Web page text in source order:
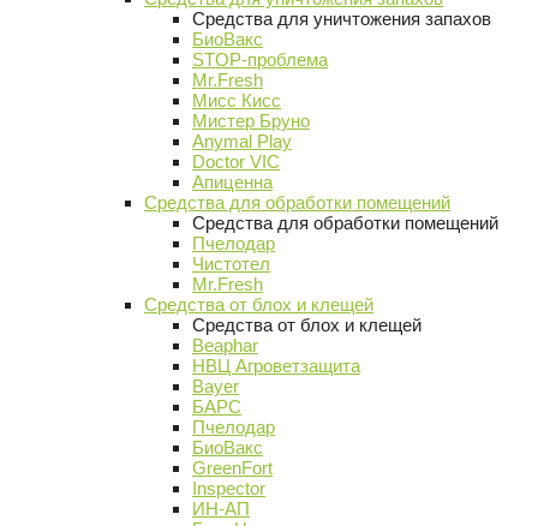
Средства для уничтожения запахов
БиоВакс
STOP-проблема
Mr.Fresh
Мисс Кисс
Мистер Бруно
Anymal Play
Doctor VIC
Апиценна
Средства для обработки помещений
Средства для обработки помещений
Пчелодар
Чистотел
Mr.Fresh
Средства от блох и клещей
Средства от блох и клещей
Beaphar
НВЦ Агроветзащита
Bayer
БАРС
Пчелодар
БиоВакс
GreenFort
Inspector
ИН-АП